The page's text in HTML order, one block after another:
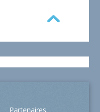
Partenaires